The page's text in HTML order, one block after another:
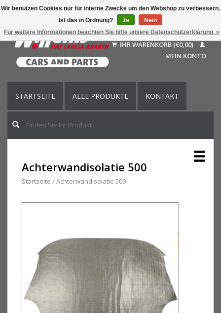
Nederlands
Français
English (US)
IHR WARENKORB (€0,00)
MEIN KONTO
STARTSEITE ALLE PRODUKTE KONTAKT
Achterwandisolatie 500
Startseite /Achterwandisolatie 500
Wir benutzen Cookies nur für interne Zwecke um den Webshop zu verbessern.
Ist das in Ordnung?
Ja
Nein
Für weitere Informationen beachten Sie bitte unsere Datenschutzerklärung. »